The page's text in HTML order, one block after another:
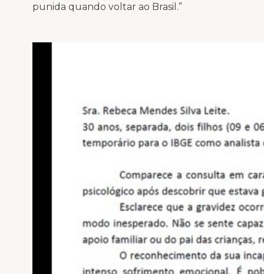
punida quando voltar ao Brasil.”